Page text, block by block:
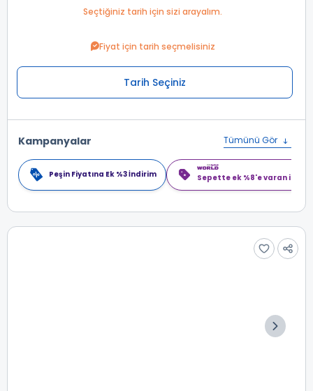
Seçtiğiniz tarih için sizi arayalım.
Fiyat için tarih seçmelisiniz
Tarih Seçiniz
Kampanyalar Tümünü Gör
Peşin Fiyatına Ek %3 İndirim Sepette ek %8'e varan